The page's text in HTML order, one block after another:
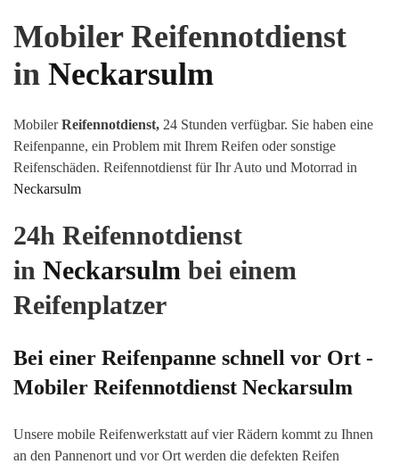
Mobiler Reifennotdienst
in Neckarsulm
MobilerReifennotdienst, 24 Stunden verfügbar. Sie haben eine
Reifenpanne, ein Problem mit Ihrem Reifen oder sonstige
Reifenschäden. Reifennotdienst für Ihr Auto und Motorrad in
Neckarsulm
24h Reifennotdienst
in Neckarsulm bei einem
Reifenplatzer
Bei einer Reifenpanne schnell vor Ort -
Mobiler Reifennotdienst Neckarsulm
Unsere mobile Reifenwerkstatt auf vier Rädern kommt zu Ihnen
an den Pannenort und vor Ort werden die defekten Reifen